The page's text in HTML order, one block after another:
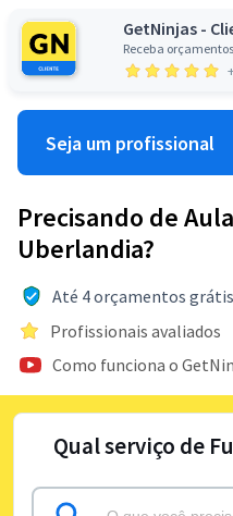
GetNinjas -
Receba
Seja um profissional
Precisando de
Uberlandia?
Até 4 orçamentos
Profissionais avaliados
Como funciona o
Qual serviço de